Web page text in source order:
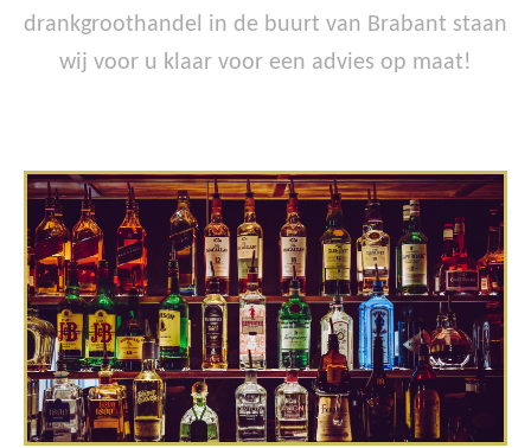
drankgroothandel in de buurt van Brabant staan
wij voor u klaar voor een advies op maat!